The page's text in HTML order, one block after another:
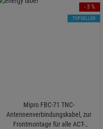
Mipro FBC-71 TNC-
Antennenverbindungskabel, zur
Frontmontage für alle ACT-
- 3 %
TOPSELLER